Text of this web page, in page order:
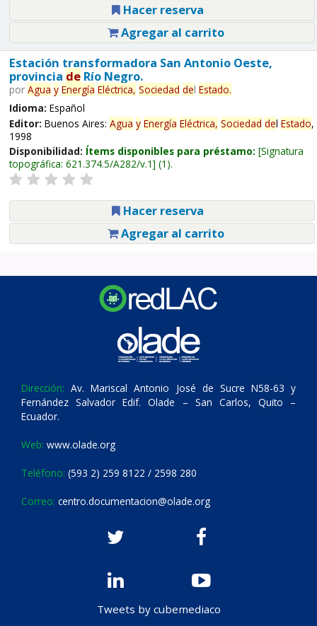
Hacer reserva
Agregar al carrito
Estación transformadora San Antonio Oeste,
provincia deRío Negro.
por Agua y Energía Eléctrica, Sociedad del Estado.
Idioma: Español
Editor: Buenos Aires: Agua y Energía Eléctrica, Sociedad del Estado,
1998
Disponibilidad: Ítems disponibles para préstamo: Signatura
topográfica: 621.374.5/A282/v.1 (1).
Hacer reserva
Agregar al carrito
Dirección: Av. Mariscal Antonio José de Sucre N58-63 y
Fernández Salvador Edif. Olade – San Carlos, Quito –
Ecuador.
Web: www.olade.org
Teléfono: (593 2) 259 8122 / 2598 280
Correo: centro.documentacion@olade.org
Tweets by cubemediaco